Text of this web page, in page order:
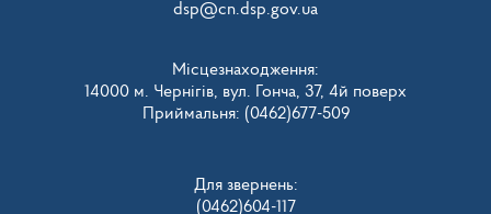
dsp@cn.dsp.gov.ua
Місцезнаходження:
14000 м. Чернігів, вул. Гонча, 37, 4й поверх
Приймальня: (0462)677-509
Для звернень:
(0462)604-117